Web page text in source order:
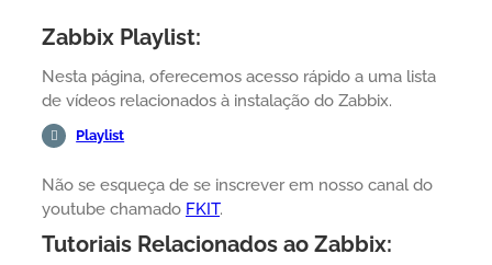
Zabbix Playlist:
Nesta página, oferecemos acesso rápido a uma lista
de vídeos relacionados à instalação do Zabbix.
Playlist
Não se esqueça de se inscrever em nosso canal do
youtube chamado FKIT.
Tutoriais Relacionados ao Zabbix: